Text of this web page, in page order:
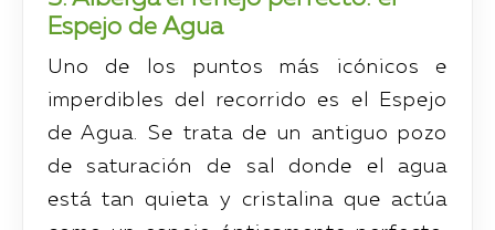
Espejo de Agua
Uno de los puntos más icónicos e
imperdibles del recorrido es el Espejo
de Agua. Se trata de un antiguo pozo
de saturación de sal donde el agua
está tan quieta y cristalina que actúa